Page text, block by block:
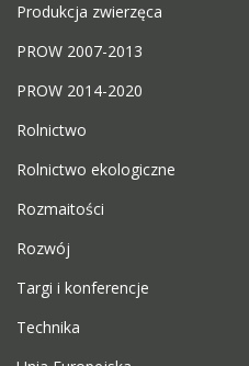
Produkcja zwierzęca
PROW 2007-2013
PROW 2014-2020
Rolnictwo
Rolnictwo ekologiczne
Rozmaitości
Rozwój
Targi i konferencje
Technika